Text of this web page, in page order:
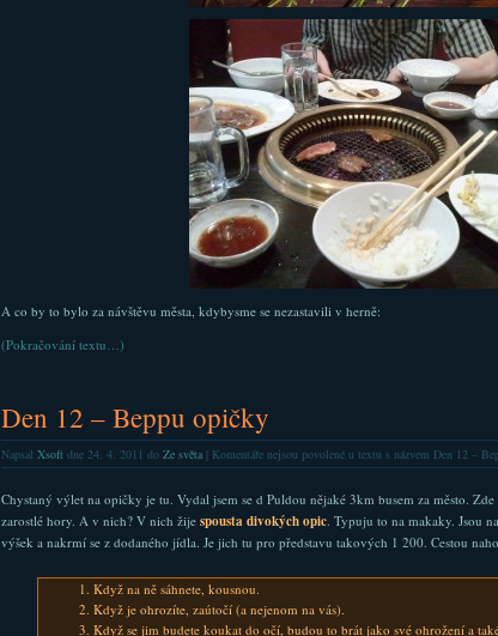
A co by to bylo za návštěvu města, kdybysme se nezastavili v herně:
(Pokračování textu…)
Den 12 – Beppu opičky
Napsal Xsoftdne 24. 4. 2011 do Ze světa| Komentáře nejsou povolenéu textu s názvem Den 12 –
Chystaný výlet na opičky je tu. Vydal jsem se d Puldou nějaké 3km busem za město.
zarostlé hory. A v nich? V nich žije spousta divokých opic. Typuju to na makaky. Jsou
výšek a nakrmí se z dodaného jídla. Je jich tu pro představu takových 1 200. Cestou
Když na ně sáhnete, kousnou.
Když je ohrozíte, zaútočí (a nejenom na vás).
Když se jim budete koukat do očí, budou to brát jako své ohrožení a